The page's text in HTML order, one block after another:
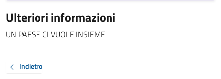
Ulteriori informazioni
UN PAESE CI VUOLE INSIEME
Indietro